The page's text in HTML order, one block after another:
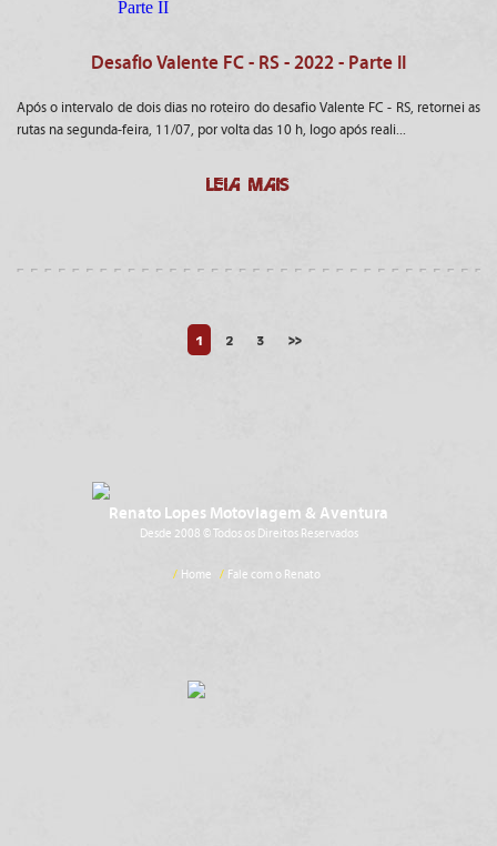
Desafio Valente FC - RS - 2022 - Parte II
Após o intervalo de dois dias no roteiro do desafio Valente FC - RS, retornei as
rutas na segunda-feira, 11/07, por volta das 10 h, logo após reali...
LEIA MAIS
1 2 3 >>
Renato Lopes Motoviagem & Aventura
Desde 2008 © Todos os Direitos Reservados
/ Home / Fale com o Renato